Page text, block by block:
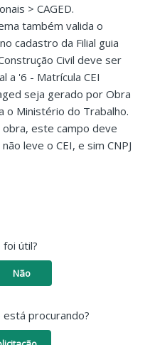
> CAGED.
também valida o
cadastro da Filial guia
Civil deve ser
a '6 - Matrícula CEI
seja gerado por Obra
o Ministério do Trabalho.
este campo deve
leve o CEI, e sim CNPJ
útil?
Não
está procurando?